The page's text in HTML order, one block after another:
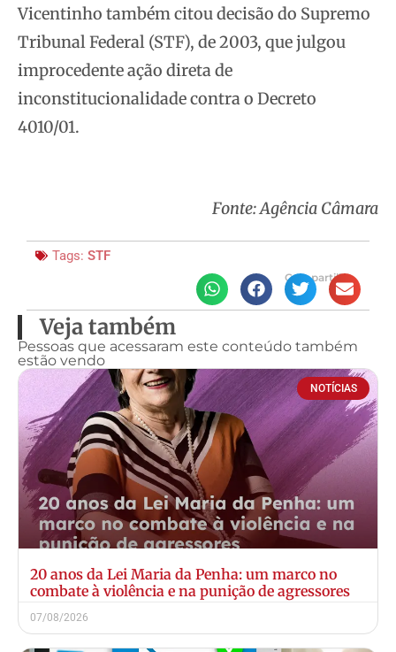
Vicentinho também citou decisão do Supremo
Tribunal Federal (STF), de 2003, que julgou
improcedente ação direta de
inconstitucionalidade contra o Decreto
4010/01.
Fonte: Agência Câmara
Tags: STF
Compartilhe
Veja também
Pessoas que acessaram este conteúdo também
estão vendo
NOTÍCIAS
20 anos da Lei Maria da Penha: um marco no
combate à violência e na punição de agressores
07/08/2026